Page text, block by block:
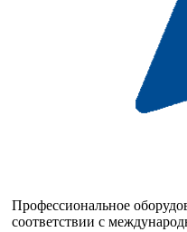
Профессиональное
соответствии с